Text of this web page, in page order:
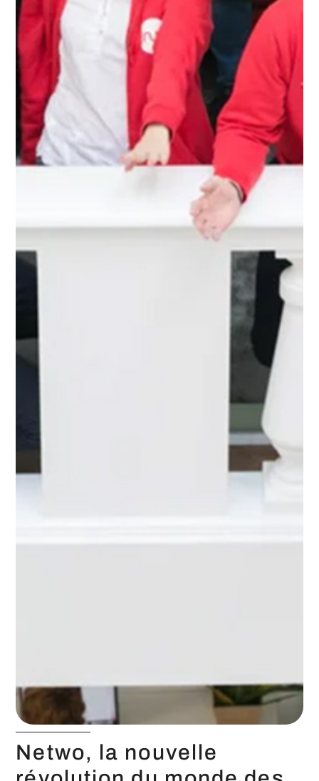
Netwo, la nouvelle